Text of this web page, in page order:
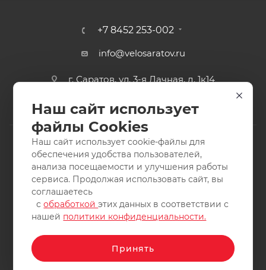
+7 8452 253-002
info@velosaratov.ru
г. Саратов, ул. 3-я Дачная, д. 1к14
2011-2026 © интернет-магазин спортивных товаров
ВелоСаратов. Не является публичной офертой. Все права
защищены. Заимствование материалов и фотографий
запрещено.
Наш сайт использует
файлы Cookies
Наш сайт использует cookie-файлы для
обеспечения удобства пользователей,
анализа посещаемости и улучшения работы
сервиса. Продолжая использовать сайт, вы
соглашаетесь
собработкойэтих данных в соответствии с
нашей политики конфиденциальности.
Принять